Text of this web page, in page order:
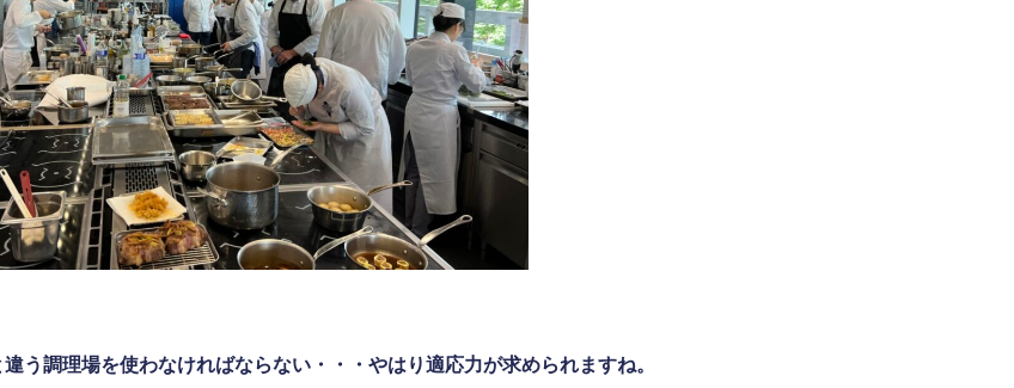
う調理場を使わなければならない・・・やはり適応力が求められますね。